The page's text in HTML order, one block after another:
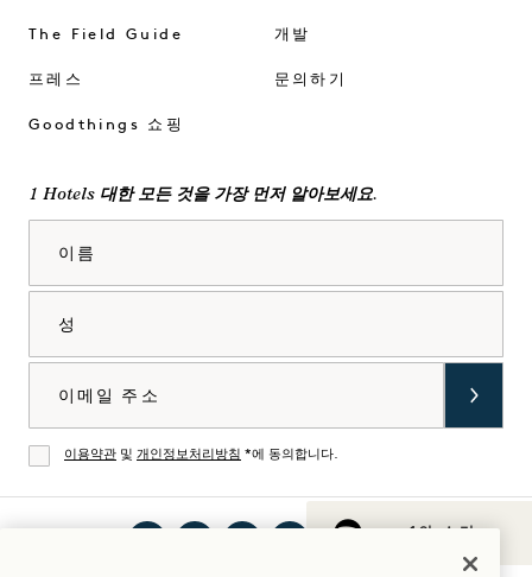
1의 소리
The Field Guide
프레스
Goodthings 쇼핑
개발
문의하기
1 Hotels 대한 모든 것을 가장 먼저 알아보세요.
동의
이용약관 및 개인정보처리방침 *에 동의합니다.